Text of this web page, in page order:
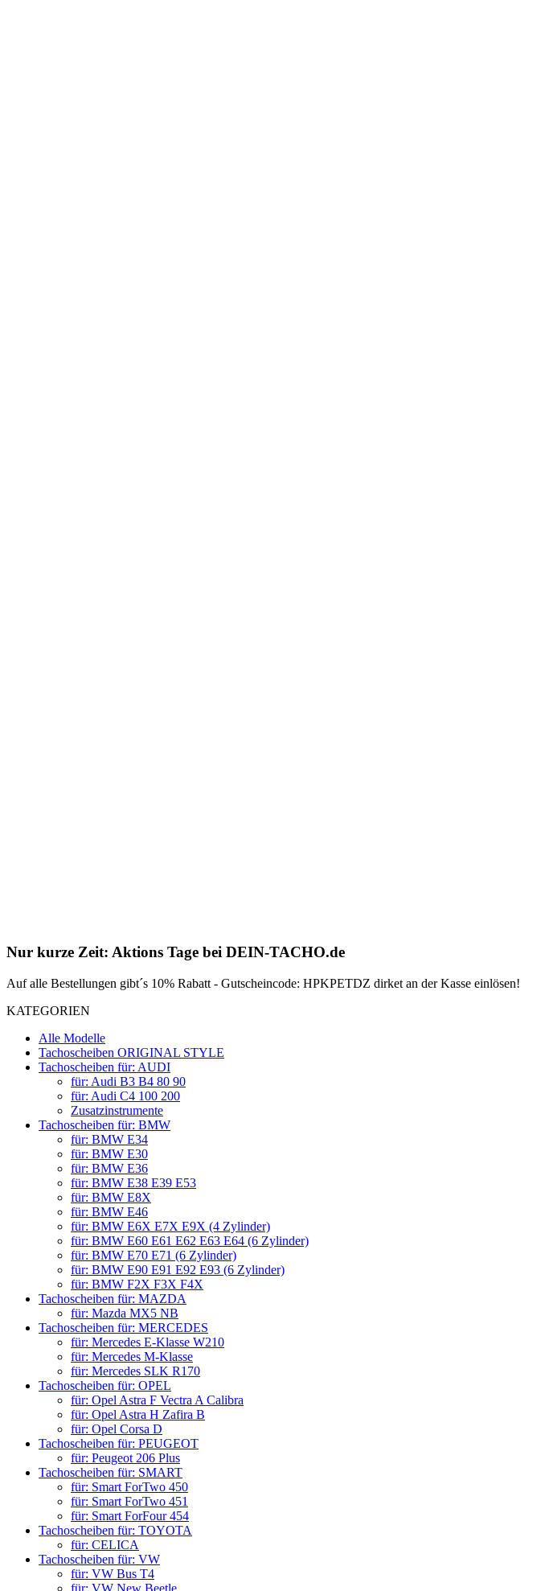
Nur kurze Zeit: Aktions Tage bei DEIN-TACHO.de
Auf alle Bestellungen gibt´s 10% Rabatt - Gutscheincode: HPKPETDZ dirket an der Kasse einlösen!
KATEGORIEN
Alle Modelle
Tachoscheiben ORIGINAL STYLE
Tachoscheiben für: AUDI
für: Audi B3 B4 80 90
für: Audi C4 100 200
Zusatzinstrumente
Tachoscheiben für: BMW
für: BMW E34
für: BMW E30
für: BMW E36
für: BMW E38 E39 E53
für: BMW E8X
für: BMW E46
für: BMW E6X E7X E9X (4 Zylinder)
für: BMW E60 E61 E62 E63 E64 (6 Zylinder)
für: BMW E70 E71 (6 Zylinder)
für: BMW E90 E91 E92 E93 (6 Zylinder)
für: BMW F2X F3X F4X
Tachoscheiben für: MAZDA
für: Mazda MX5 NB
Tachoscheiben für: MERCEDES
für: Mercedes E-Klasse W210
für: Mercedes M-Klasse
für: Mercedes SLK R170
Tachoscheiben für: OPEL
für: Opel Astra F Vectra A Calibra
für: Opel Astra H Zafira B
für: Opel Corsa D
Tachoscheiben für: PEUGEOT
für: Peugeot 206 Plus
Tachoscheiben für: SMART
für: Smart ForTwo 450
für: Smart ForTwo 451
für: Smart ForFour 454
Tachoscheiben für: TOYOTA
für: CELICA
Tachoscheiben für: VW
für: VW Bus T4
für: VW New Beetle